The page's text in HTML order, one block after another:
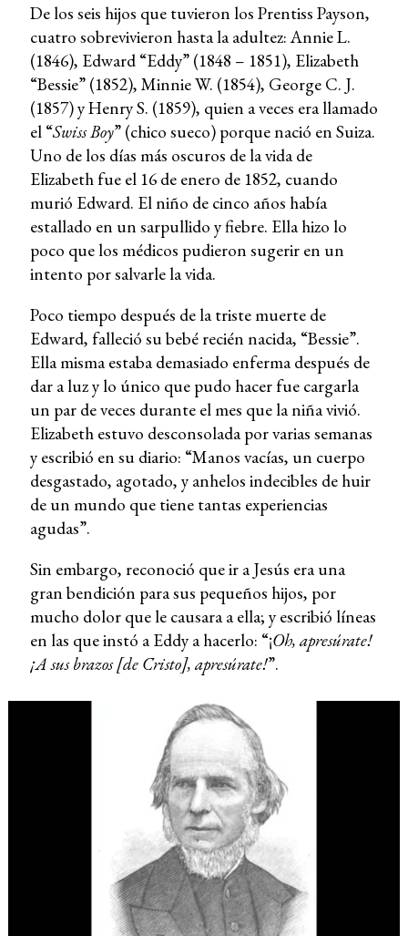
De los seis hijos que tuvieron los Prentiss Payson,
cuatro sobrevivieron hasta la adultez: Annie L.
(1846), Edward “Eddy” (1848 – 1851), Elizabeth
“Bessie” (1852), Minnie W. (1854), George C. J.
(1857) y Henry S. (1859), quien a veces era llamado
el “Swiss Boy” (chico sueco) porque nació en Suiza.
Uno de los días más oscuros de la vida de
Elizabeth fue el 16 de enero de 1852, cuando
murió Edward. El niño de cinco años había
estallado en un sarpullido y fiebre. Ella hizo lo
poco que los médicos pudieron sugerir en un
intento por salvarle la vida.
Poco tiempo después de la triste muerte de
Edward, falleció su bebé recién nacida, “Bessie”.
Ella misma estaba demasiado enferma después de
dar a luz y lo único que pudo hacer fue cargarla
un par de veces durante el mes que la niña vivió.
Elizabeth estuvo desconsolada por varias semanas
y escribió en su diario: “Manos vacías, un cuerpo
desgastado, agotado, y anhelos indecibles de huir
de un mundo que tiene tantas experiencias
agudas”.
Sin embargo, reconoció que ir a Jesús era una
gran bendición para sus pequeños hijos, por
mucho dolor que le causara a ella; y escribió líneas
en las que instó a Eddy a hacerlo: “¡Oh, apresúrate!
¡A sus brazos [de Cristo], apresúrate!”.